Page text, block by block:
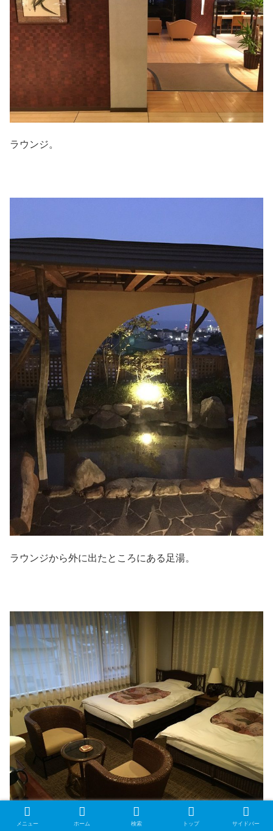
ラウンジ。
ラウンジから外に出たところにある足湯。
泊まった部屋。
メニュー ホーム 検索 トップ サイドバー